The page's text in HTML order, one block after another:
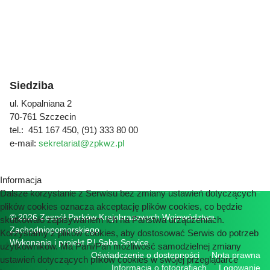
Siedziba
ul. Kopalniana 2
70-761 Szczecin
tel.: 451 167 450, (91) 333 80 00
e-mail: sekretariat@zpkwz.pl
© 2026 Zespół Parków Krajobrazowych Województwa
Zachodniopomorskiego
Wykonanie i projekt P.I Saba Service
Oświadczenie o dostępności
Nota prawna
Informacja o fotografiach
Logowanie
Informacja
Dalsze korzystanie z Serwisu bez zmiany ustawień dotyczących
plików cookies oznacza akceptację plików cookies, co będzie
skutkowało zapisywaniem ich na Państwa urządzeniach.
Korzystamy z plików cookies, aby dostosować Serwis do potrzeb
użytkowników. Ma Pani/Pan możliwość samodzielnej zmiany
ustawień dotyczących plików cookies w swojej przeglądarce